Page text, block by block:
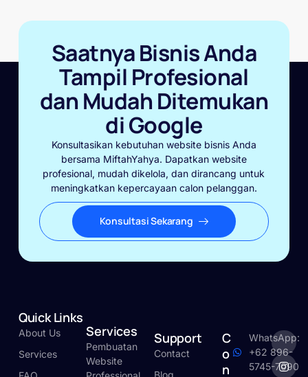
Saatnya Bisnis Anda
Tampil Profesional
dan Mudah Ditemukan
di Google
Konsultasikan kebutuhan website bisnis Anda
bersama MiftahYahya. Dapatkan website
profesional, mudah dikelola, dan dirancang untuk
meningkatkan kepercayaan calon pelanggan.
Konsultasi Sekarang
Quick Links
About Us
Services
Services
Pembuatan
Website
Support
Contact
Blog
C
o
n
WhatsApp:
+62 896-
5745-7090